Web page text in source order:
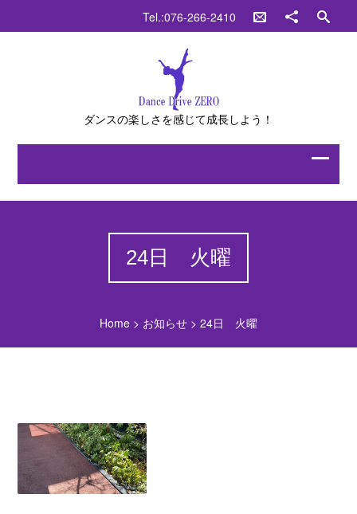
Tel.:076-266-2410
ダンスの楽しさを感じて成長しよう！
24日 火曜
Home> お知らせ> 24日 火曜